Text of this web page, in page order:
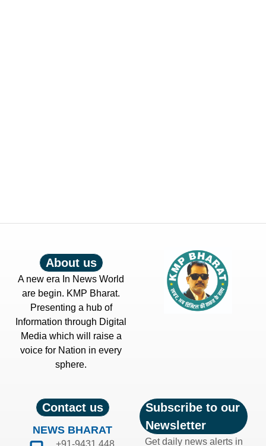
About us
A new era In News World
are begin. KMP Bharat.
Presenting a hub of
Information through Digital
Media which will raise a
voice for Nation in every
sphere.
Contact us
NEWS BHARAT
+91-9431 448
Subscribe to our
Newsletter
Get daily news alerts in